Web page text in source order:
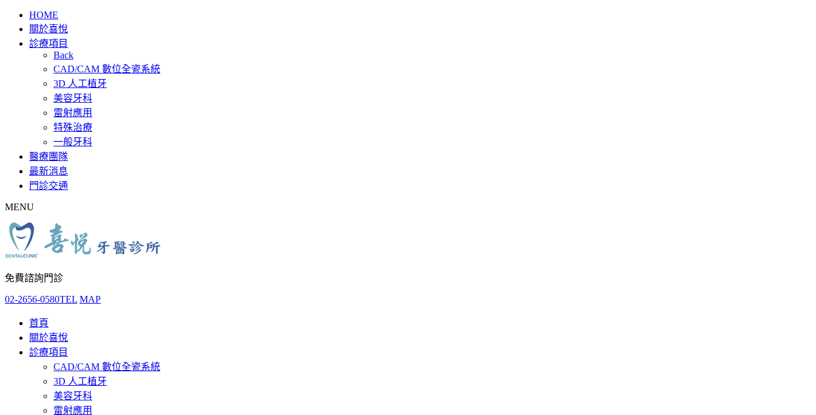
HOME
關於喜悅
診療項目
Back
CAD/CAM 數位全瓷系統
3D 人工植牙
美容牙科
雷射應用
特殊治療
一般牙科
醫療團隊
最新消息
門診交通
MENU
免費諮詢門診
02-2656-0580TEL MAP
首頁
關於喜悅
診療項目
CAD/CAM 數位全瓷系統
3D 人工植牙
美容牙科
雷射應用